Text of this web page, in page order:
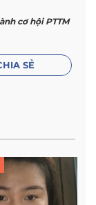
cơ hội PTTM
SẺ